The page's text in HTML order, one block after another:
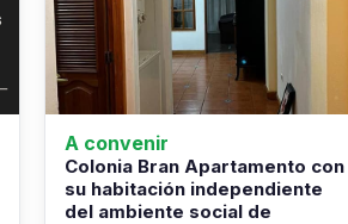
A convenir
Colonia Bran Apartamento con
su habitación independiente
del ambiente social de